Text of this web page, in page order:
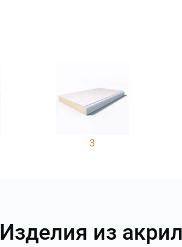
3
Изделия из